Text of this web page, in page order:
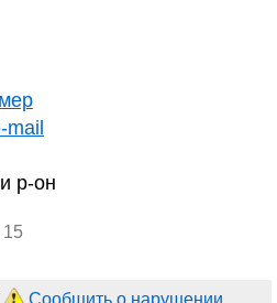
р-он
15
Сообщить о нарушении